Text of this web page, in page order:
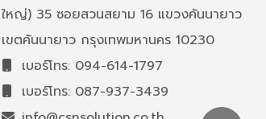
ใหญ่) 35 ซอยสวนสยาม 16 แขวงคันนายาว
เขตคันนายาว กรุงเทพมหานคร 10230
เบอร์โทร: 094-614-1797
เบอร์โทร: 087-937-3439